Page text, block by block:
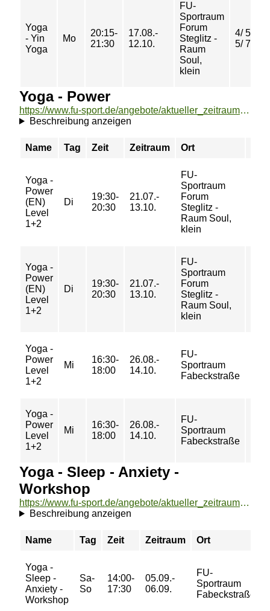
Yoga
- Yin
Yoga
Mo
20:15-
21:30
17.08.-
12.10.
FU-
Sportraum
Forum
Steglitz -
Raum
Soul,
klein
4/ 5/
5/ 7 €
Yoga - Power
https://www.fu-sport.de/angebote/aktueller_zeitraum/_Yoga_-_Power.html
Beschreibung anzeigen
Name Tag Zeit Zeitraum Ort
Yoga -
Power
(EN)
Level
1+2
Di
19:30-
20:30
21.07.-
13.10.
FU-
Sportraum
Forum
Steglitz -
Raum Soul,
klein
Yoga -
Power
(EN)
Level
1+2
Di
19:30-
20:30
21.07.-
13.10.
FU-
Sportraum
Forum
Steglitz -
Raum Soul,
klein
Yoga -
Power
Level
1+2
Mi
16:30-
18:00
26.08.-
14.10.
FU-
Sportraum
Fabeckstraße
Yoga -
Power
Level
1+2
Mi
16:30-
18:00
26.08.-
14.10.
FU-
Sportraum
Fabeckstraße
Yoga - Sleep - Anxiety -
Workshop
https://www.fu-sport.de/angebote/aktueller_zeitraum/_Yoga_-_Sleep_-_Anxiety_-_Workshop.html
Beschreibung anzeigen
Name Tag Zeit Zeitraum Ort
Yoga -
Sleep -
Anxiety -
Workshop
Sa-
So
14:00-
17:30
05.09.-
06.09.
FU-
Sportraum
Fabeckstraße